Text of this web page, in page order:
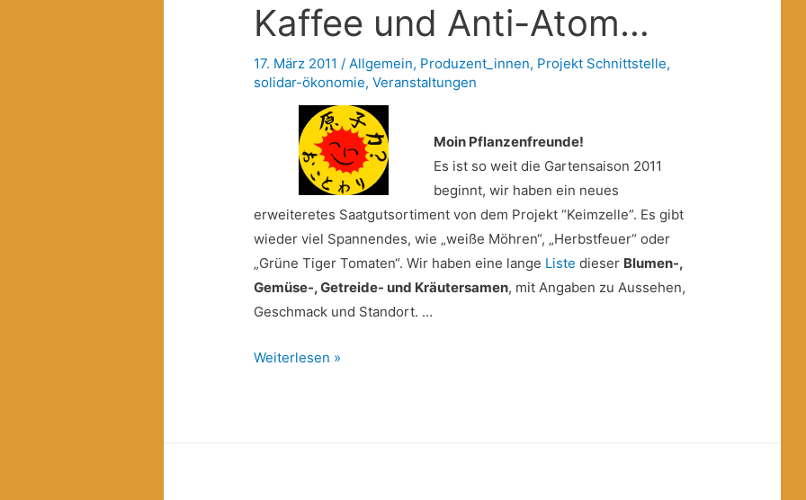
Kaffee und Anti-Atom…
17. März 2011 /Allgemein, Produzent_innen, Projekt Schnittstelle,
solidar-ökonomie,Veranstaltungen
Moin Pflanzenfreunde!
Es ist so weit die Gartensaison 2011
beginnt, wir haben ein neues
erweiteretes Saatgutsortiment von dem Projekt “Keimzelle”. Es gibt
wieder viel Spannendes, wie „weiße Möhren“, „Herbstfeuer“ oder
„Grüne Tiger Tomaten“. Wir haben eine lange Liste dieser Blumen-,
Gemüse-, Getreide- und Kräutersamen, mit Angaben zu Aussehen,
Geschmack und Standort. …
Der
Weiterlesen »